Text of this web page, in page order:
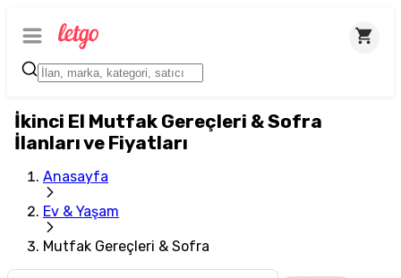
İkinci El Mutfak Gereçleri & Sofra
İlanları ve Fiyatları
Anasayfa
Ev & Yaşam
Mutfak Gereçleri & Sofra